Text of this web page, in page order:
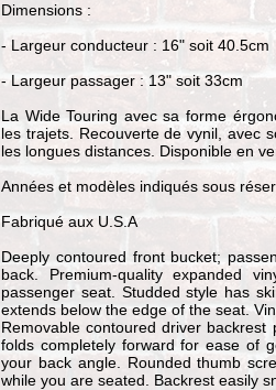
Dimensions :
- Largeur conducteur : 16" soit 40.5cm
- Largeur passager : 13" soit 33cm
La Wide Touring avec sa forme
les trajets. Recouverte de vynil, avec
les longues distances. Disponible en
Années et modèles indiqués sous
Fabriqué aux U.S.A
Deeply contoured front bucket;
back. Premium-quality expanded
passenger seat. Studded style has
extends below the edge of the seat.
Removable contoured driver
folds completely forward for ease of
your back angle. Rounded thumb
while you are seated. Backrest easily